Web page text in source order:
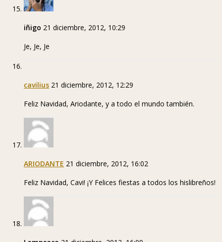
iñigo 21 diciembre, 2012, 10:29
Je, Je, Je
cavilius 21 diciembre, 2012, 12:29
Feliz Navidad, Ariodante, y a todo el mundo también.
ARIODANTE 21 diciembre, 2012, 16:02
Feliz Navidad, Cavi! ¡Y Felices fiestas a todos los hislibreños!